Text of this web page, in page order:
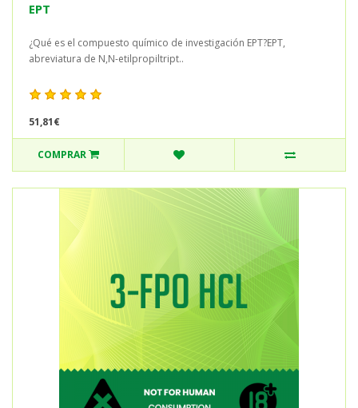
EPT
¿Qué es el compuesto químico de investigación EPT?EPT,
abreviatura de N,N-etilpropiltript..
51,81€
COMPRAR